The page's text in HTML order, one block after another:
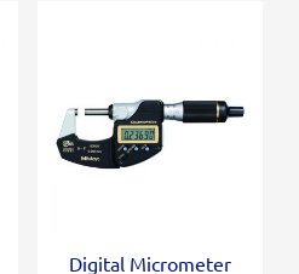
Digital Micrometer